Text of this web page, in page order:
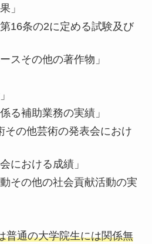
」
16条の2に定める試験及び
スその他の著作物」
る補助業務の実績」
その他芸術の発表会におけ
における成績」
その他の社会貢献活動の実
普通の大学院生には関係無